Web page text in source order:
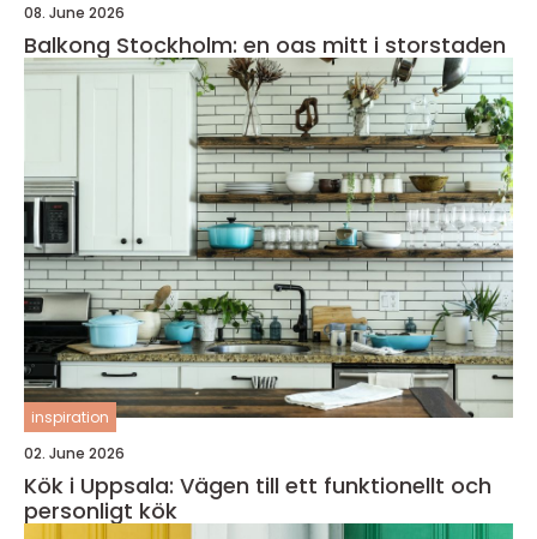
08. June 2026
Balkong Stockholm: en oas mitt i storstaden
inspiration
02. June 2026
Kök i Uppsala: Vägen till ett funktionellt och
personligt kök